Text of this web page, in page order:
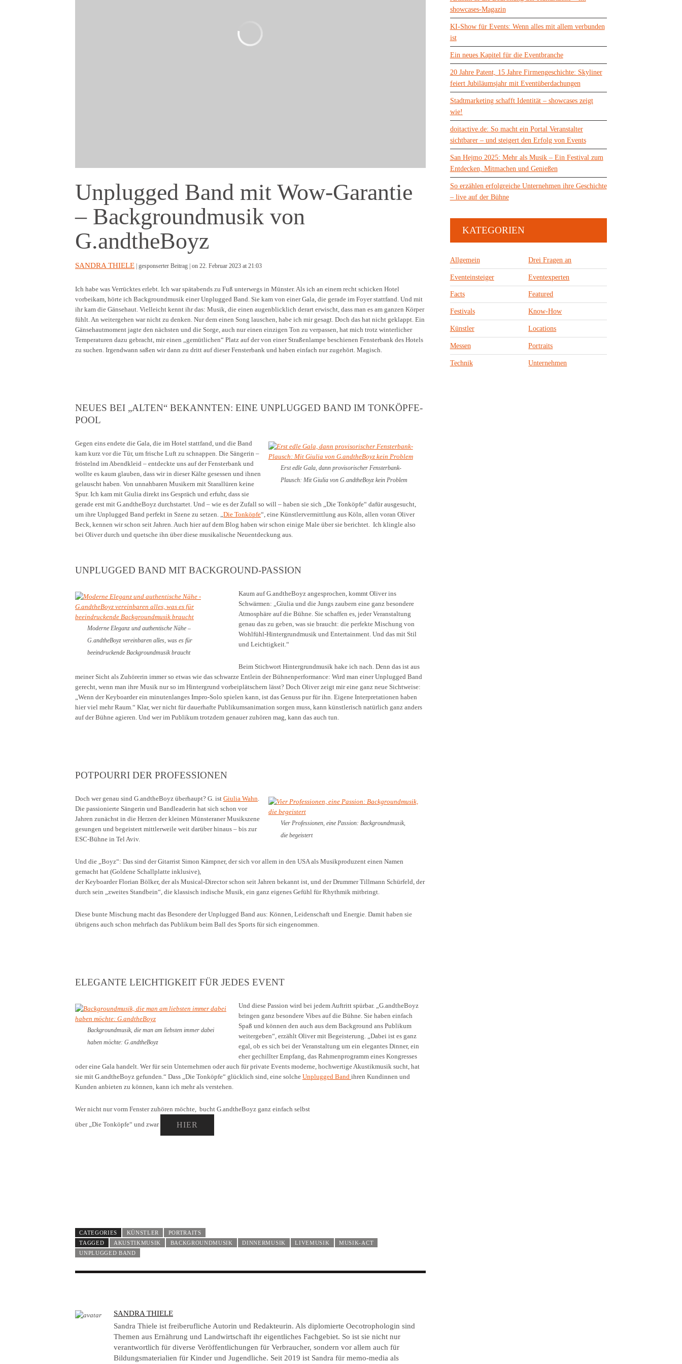
Unplugged Band mit Wow-Garantie
– Backgroundmusik von
G.andtheBoyz
SANDRA THIELE | gesponserter Beitrag | on 22. Februar 2023 at 21:03
Ich habe was Verrücktes erlebt. Ich war spätabends zu Fuß unterwegs in Münster. Als ich an einem recht schicken Hotel
vorbeikam, hörte ich Backgroundmusik einer Unplugged Band. Sie kam von einer Gala, die gerade im Foyer stattfand. Und mit
ihr kam die Gänsehaut. Vielleicht kennt ihr das: Musik, die einen augenblicklich derart erwischt, dass man es am ganzen Körper
fühlt. An weitergehen war nicht zu denken. Nur dem einen Song lauschen, habe ich mir gesagt. Doch das hat nicht geklappt. Ein
Gänsehautmoment jagte den nächsten und die Sorge, auch nur einen einzigen Ton zu verpassen, hat mich trotz winterlicher
Temperaturen dazu gebracht, mir einen „gemütlichen“ Platz auf der von einer Straßenlampe beschienen Fensterbank des Hotels
zu suchen. Irgendwann saßen wir dann zu dritt auf dieser Fensterbank und haben einfach nur zugehört. Magisch.
NEUES BEI „ALTEN“ BEKANNTEN: EINE UNPLUGGED BAND IM TONKÖPFE-
POOL
Erst edle Gala, dann provisorischer Fensterbank-
Plausch: Mit Giulia von G.andtheBoyz kein Problem
Gegen eins endete die Gala, die im Hotel stattfand, und die Band
kam kurz vor die Tür, um frische Luft zu schnappen. Die Sängerin –
fröstelnd im Abendkleid – entdeckte uns auf der Fensterbank und
wollte es kaum glauben, dass wir in dieser Kälte gesessen und ihnen
gelauscht haben. Von unnahbaren Musikern mit Starallüren keine
Spur. Ich kam mit Giulia direkt ins Gespräch und erfuhr, dass sie
gerade erst mit G.andtheBoyz durchstartet. Und – wie es der Zufall so will – haben sie sich „Die Tonköpfe“ dafür ausgesucht,
um ihre Unplugged Band perfekt in Szene zu setzen. „ Die Tonköpfe“, eine Künstlervermittlung aus Köln, allen voran Oliver
Beck, kennen wir schon seit Jahren. Auch hier auf dem Blog haben wir schon einige Male über sie berichtet. Ich klingle also
bei Oliver durch und quetsche ihn über diese musikalische Neuentdeckung aus.
UNPLUGGED BAND MIT BACKGROUND-PASSION
Moderne Eleganz und authentische Nähe –
G.andtheBoyz vereinbaren alles, was es für
beeindruckende Backgroundmusik braucht
Kaum auf G.andtheBoyz angesprochen, kommt Oliver ins
Schwärmen: „Giulia und die Jungs zaubern eine ganz besondere
Atmosphäre auf die Bühne. Sie schaffen es, jeder Veranstaltung
genau das zu geben, was sie braucht: die perfekte Mischung von
Wohlfühl-Hintergrundmusik und Entertainment. Und das mit Stil
und Leichtigkeit.“
Beim Stichwort Hintergrundmusik hake ich nach. Denn das ist aus
meiner Sicht als Zuhörerin immer so etwas wie das schwarze Entlein der Bühnenperformance: Wird man einer Unplugged Band
gerecht, wenn man ihre Musik nur so im Hintergrund vorbeiplätschern lässt? Doch Oliver zeigt mir eine ganz neue Sichtweise:
„Wenn der Keyboarder ein minutenlanges Impro-Solo spielen kann, ist das Genuss pur für ihn. Eigene Interpretationen haben
hier viel mehr Raum.“ Klar, wer nicht für dauerhafte Publikumsanimation sorgen muss, kann künstlerisch natürlich ganz anders
auf der Bühne agieren. Und wer im Publikum trotzdem genauer zuhören mag, kann das auch tun.
POTPOURRI DER PROFESSIONEN
Vier Professionen, eine Passion: Backgroundmusik,
die begeistert
Doch wer genau sind G.andtheBoyz überhaupt? G. ist Giulia Wahn
Die passionierte Sängerin und Bandleaderin hat sich schon vor
Jahren zunächst in die Herzen der kleinen Münsteraner Musikszene
gesungen und begeistert mittlerweile weit darüber hinaus – bis zur
ESC-Bühne in Tel Aviv.
Und die „Boyz“: Das sind der Gitarrist Simon Kämpner, der sich vor allem in den USA als Musikproduzent einen Namen
gemacht hat (Goldene Schallplatte inklusive),
der Keyboarder Florian Bölker, der als Musical-Director schon seit Jahren bekannt ist, und der Drummer Tillmann Schürfeld, der
durch sein „zweites Standbein“, die klassisch indische Musik, ein ganz eigenes Gefühl für Rhythmik mitbringt.
Diese bunte Mischung macht das Besondere der Unplugged Band aus: Können, Leidenschaft und Energie. Damit haben sie
übrigens auch schon mehrfach das Publikum beim Ball des Sports für sich eingenommen.
ELEGANTE LEICHTIGKEIT FÜR JEDES EVENT
Backgroundmusik, die man am liebsten immer dabei
haben möchte: G.andtheBoyz
Und diese Passion wird bei jedem Auftritt spürbar. „G.andtheBoyz
bringen ganz besondere Vibes auf die Bühne. Sie haben einfach
Spaß und können den auch aus dem Background ans Publikum
weitergeben“, erzählt Oliver mit Begeisterung. „Dabei ist es ganz
egal, ob es sich bei der Veranstaltung um ein elegantes Dinner, ein
eher gechillter Empfang, das Rahmenprogramm eines Kongresses
oder eine Gala handelt. Wer für sein Unternehmen oder auch für private Events moderne, hochwertige Akustikmusik sucht, hat
sie mit G.andtheBoyz gefunden.“ Dass „Die Tonköpfe“ glücklich sind, eine solche Unplugged Band ihren Kundinnen und
Kunden anbieten zu können, kann ich mehr als verstehen.
Wer nicht nur vorm Fenster zuhören möchte, bucht G.andtheBoyz ganz einfach selbst
über „Die Tonköpfe“ und zwar
HIER
CATEGORIES KÜNSTLER
PORTRAITS
TAGGED
AKUSTIKMUSIK BACKGROUNDMUSIK DINNERMUSIK LIVEMUSIK
MUSIK-ACT
UNPLUGGED BAND
A
U
T
H
O
SANDRA THIELE
Sandra Thiele ist freiberufliche Autorin und Redakteurin. Als diplomierte Oecotrophologin sind
Themen aus Ernährung und Landwirtschaft ihr eigentliches Fachgebiet. So ist sie nicht nur
verantwortlich für diverse Veröffentlichungen für Verbraucher, sondern vor allem auch für
Bildungsmaterialien für Kinder und Jugendliche. Seit 2019 ist Sandra für memo-media als
showcases-Magazin
KI-Show für Events: Wenn alles mit allem verbunden
ist
Ein neues Kapitel für die Eventbranche
20 Jahre Patent, 15 Jahre Firmengeschichte: Skyliner
feiert Jubiläumsjahr mit Eventüberdachungen
Stadtmarketing schafft Identität – showcases zeigt
wie!
doitactive.de: So macht ein Portal Veranstalter
sichtbarer – und steigert den Erfolg von Events
San Hejmo 2025: Mehr als Musik – Ein Festival zum
Entdecken, Mitmachen und Genießen
So erzählen erfolgreiche Unternehmen ihre Geschichte
– live auf der Bühne
KATEGORIEN
Allgemein Drei Fragen an
Eventeinsteiger Eventexperten
Facts Featured
Festivals Know-How
Künstler Locations
Messen Portraits
Technik Unternehmen